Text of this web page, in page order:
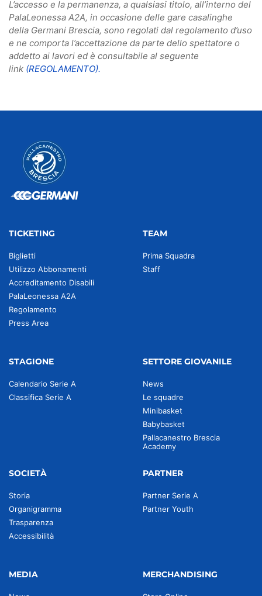
L’accesso e la permanenza, a qualsiasi titolo, all’interno del
PalaLeonessa A2A, in occasione delle gare casalinghe
della Germani Brescia, sono regolati dal regolamento d’uso
e ne comporta l’accettazione da parte dello spettatore o
addetto ai lavori ed è consultabile al seguente
link (REGOLAMENTO).
TICKETING
Biglietti
Utilizzo Abbonamenti
Accreditamento Disabili
PalaLeonessa A2A
Regolamento
Press Area
TEAM
Prima Squadra
Staff
STAGIONE
Calendario Serie A
Classifica Serie A
SETTORE GIOVANILE
News
Le squadre
Minibasket
Babybasket
Pallacanestro Brescia
Academy
SOCIETÀ
Storia
Organigramma
Trasparenza
Accessibilità
PARTNER
Partner Serie A
Partner Youth
MEDIA MERCHANDISING